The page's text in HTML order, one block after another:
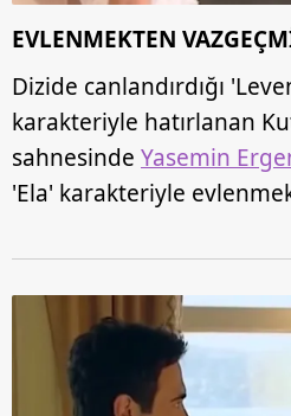
EVLENMEKTEN
Dizide canlandırdığı
karakteriyle hatırlanan
sahnesinde Yasemin
'Ela' karakteriyle